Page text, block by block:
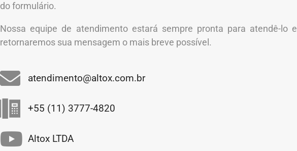
do formulário.
Nossa equipe de atendimento estará sempre pronta para atendê-lo e
retornaremos sua mensagem o mais breve possível.
atendimento@altox.com.br
+55 (11) 3777-4820
Altox LTDA